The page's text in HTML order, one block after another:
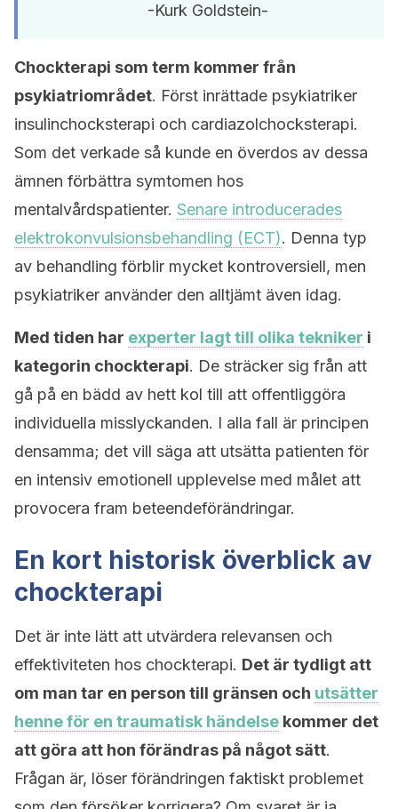
-Kurk Goldstein-
Chockterapi som term kommer från
psykiatriområdet. Först inrättade psykiatriker
insulinchocksterapi och cardiazolchocksterapi.
Som det verkade så kunde en överdos av dessa
ämnen förbättra symtomen hos
mentalvårdspatienter. Senare introducerades
elektrokonvulsionsbehandling (ECT). Denna typ
av behandling förblir mycket kontroversiell, men
psykiatriker använder den alltjämt även idag.
Med tiden har experter lagt till olika tekniker i
kategorin chockterapi. De sträcker sig från att
gå på en bädd av hett kol till att offentliggöra
individuella misslyckanden. I alla fall är principen
densamma; det vill säga att utsätta patienten för
en intensiv emotionell upplevelse med målet att
provocera fram beteendeförändringar.
En kort historisk överblick av
chockterapi
Det är inte lätt att utvärdera relevansen och
effektiviteten hos chockterapi. Det är tydligt att
om man tar en person till gränsen och utsätter
henne för en traumatisk händelse kommer det
att göra att hon förändras på något sätt.
Frågan är, löser förändringen faktiskt problemet